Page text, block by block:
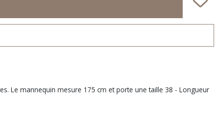
Le mannequin mesure 175 cm et porte une taille 38 - Longueur